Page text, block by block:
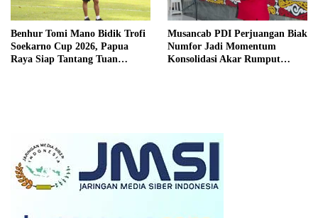
Benhur Tomi Mano Bidik Trofi
Soekarno Cup 2026, Papua
Raya Siap Tantang Tuan
Musancab PDI Perjuangan Biak
Numfor Jadi Momentum
Konsolidasi Akar Rumput